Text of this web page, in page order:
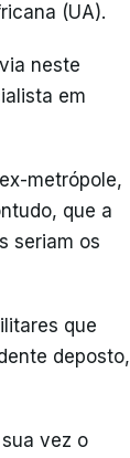
(UA).
neste
em
metrópole,
que a
seriam os
que
deposto,
vez o